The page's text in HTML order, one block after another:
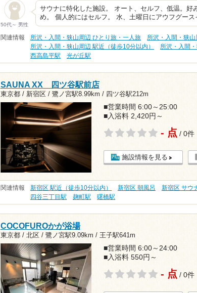
50代～ 男性
サウナに特化した施設。 オート、セルフ、低温。好
め。 個人的にはセルフ。 水、土曜日にアウフグー
関連情報 所沢・入間・狭山周辺 ひとり旅・一人旅
所沢・入間・狭
所沢・入間・狭山周辺 駅近（徒歩10分以内）
所沢・入間
西高島平駅
光が丘駅
SAUNA XX 四ツ谷駅前店
東京都 / 新宿区 / 鷺ノ宮駅8.99km / 四ツ谷駅212m
■営業時間 6:00～25:00
■入浴料 2,420円～
- 点 / 0件
施設情報を見る
関連情報 新宿区 駅近（徒歩10分以内） 新宿区 朝風呂 新宿区 サウ
四谷三丁目駅
麹町駅 曙橋駅
COCOFUROかが浴場
東京都 / 北区 / 鷺ノ宮駅9.09km / 王子駅641m
■営業時間 6:00～24:00
■入浴料 550円～
- 点 / 0件